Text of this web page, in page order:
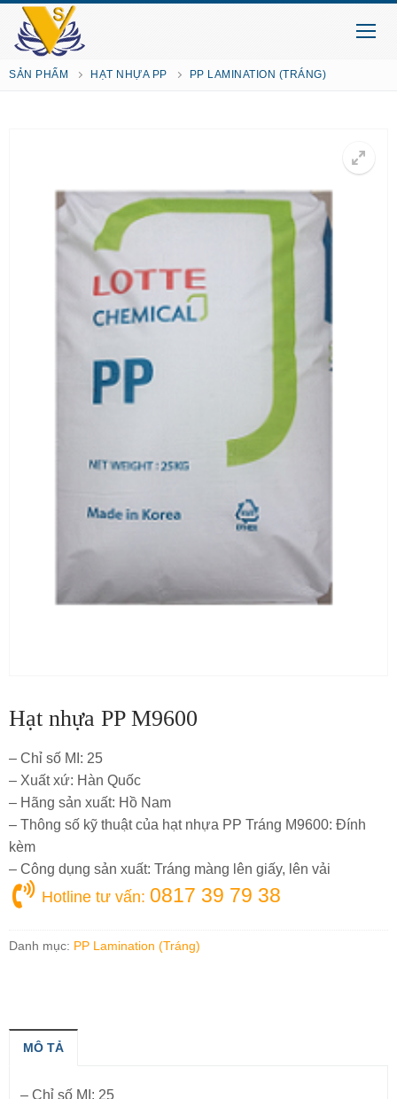
SẢN PHẨM HẠT NHỰA PP PP LAMINATION (TRÁNG)
Hạt nhựa PP M9600
– Chỉ số MI: 25
– Xuất xứ: Hàn Quốc
– Hãng sản xuất: Hồ Nam
– Thông số kỹ thuật của hạt nhựa PP Tráng M9600: Đính
kèm
– Công dụng sản xuất: Tráng màng lên giấy, lên vải
Hotline tư vấn: 0817 39 79 38
Danh mục: PP Lamination (Tráng)
MÔ TẢ
– Chỉ số MI: 25